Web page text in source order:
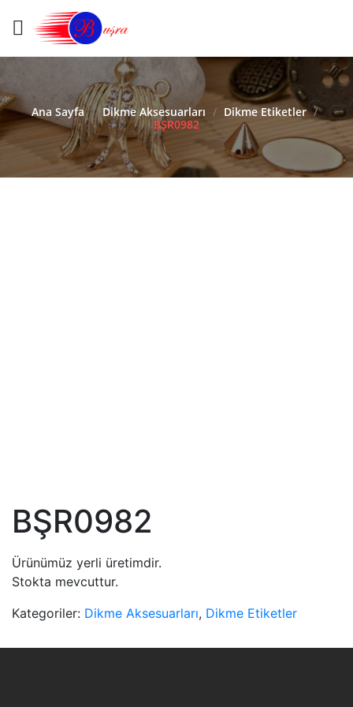
Ana Sayfa / Dikme Aksesuarları / Dikme Etiketler /
BŞR0982
BŞR0982
Ürünümüz yerli üretimdir.
Stokta mevcuttur.
Kategoriler: Dikme Aksesuarları, Dikme Etiketler